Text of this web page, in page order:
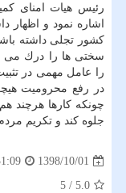
رئیس هیات امنای
اشاره نمود و اظهار
كشور تجلی داشته
سختی ها را درك می
را عامل مهمی در
در رفع محرومیت
چونكه كارها هرچند
جلوه كند و تكریم
1398/10/01
5.0
/
5